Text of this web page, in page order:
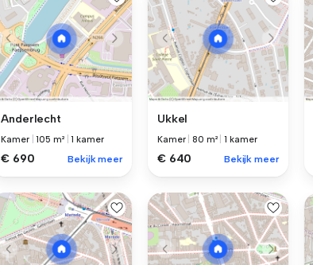
Anderlecht
Kamer |105 m² |1 kamer
€ 690 Bekijk meer
Ukkel
Kamer |80 m² |1 kamer
€ 640 Bekijk meer